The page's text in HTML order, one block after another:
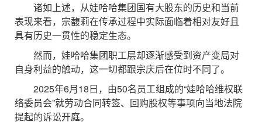
诸如上述，从娃哈哈集团国有大股东的历史和当前
表现来看，宗馥莉在传承过程中实际面临着相对友好且
具有历史一贯性的稳定生态。
然而，娃哈哈集团职工层却逐渐感受到资产变局对
自身利益的触动，这一切都跟宗庆后在位时不同了。
2025年6月18日，由50名员工组成的“娃哈哈维权联
络委员会”就劳动合同转签、回购股权等事项向当地法院
提起的诉讼开庭。